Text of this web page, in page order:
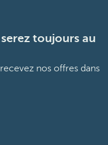
toujours au
nos offres dans